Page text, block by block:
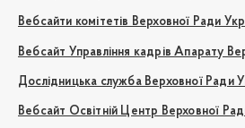
Вебсайти комітетів Верховної Ради
Вебсайт Управління кадрів Апарату
Дослідницька служба Верховної Ради
Вебсайт Освітній Центр Верховної